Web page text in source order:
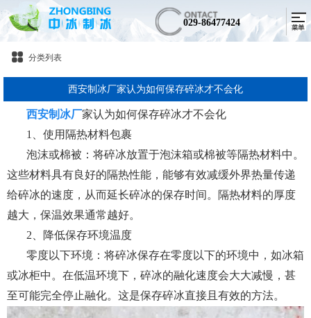
029-86477424
分类列表
西安制冰厂家认为如何保存碎冰才不会化
西安制冰厂家认为如何保存碎冰才不会化
1、使用隔热材料包裹
泡沫或棉被：将碎冰放置于泡沫箱或棉被等隔热材料中。
这些材料具有良好的隔热性能，能够有效减缓外界热量传递
给碎冰的速度，从而延长碎冰的保存时间。隔热材料的厚度
越大，保温效果通常越好。
2、降低保存环境温度
零度以下环境：将碎冰保存在零度以下的环境中，如冰箱
或冰柜中。在低温环境下，碎冰的融化速度会大大减慢，甚
至可能完全停止融化。这是保存碎冰直接且有效的方法。